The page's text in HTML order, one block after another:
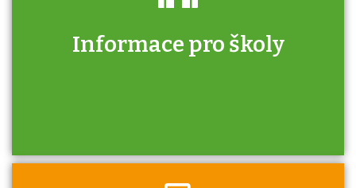
Informace pro školy
Zjistěte, jak se přihlásit ke zkoušce a kde